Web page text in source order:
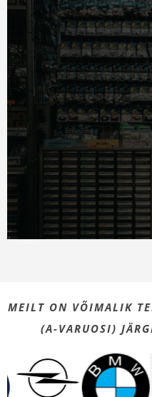
MEILT ON VÕIMALIK
(A-VARUOSI)